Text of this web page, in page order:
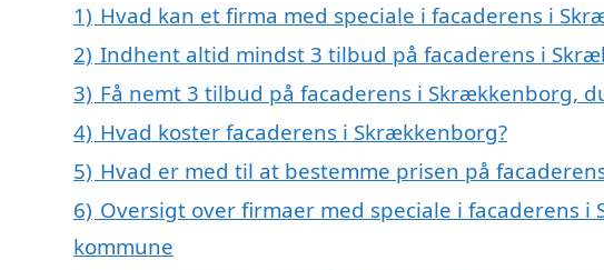
1) Hvad kan et firma med speciale i facaderens i
2) Indhent altid mindst 3 tilbud på facaderens i
3) Få nemt 3 tilbud på facaderens i Skrækkenborg,
4) Hvad koster facaderens i Skrækkenborg?
5) Hvad er med til at bestemme prisen på
6) Oversigt over firmaer med speciale i facaderens
kommune